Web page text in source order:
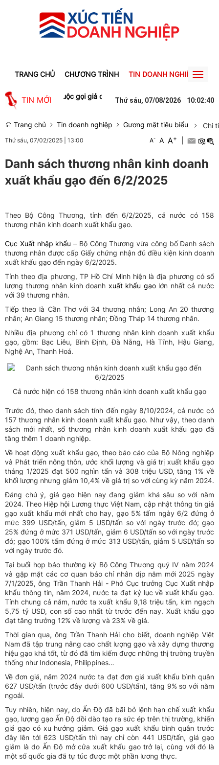
TRANG CHỦ CHƯƠNG TRÌNH TIN DOANH NGHIỆP Toggle
TIN MỚI
triệu đồng vì cuộc gọi giả danh shipper Tỉnh lộ 161 ở Lào Cai
Thứ sáu, 07/08/2026 10:02:40
Trang chủ Tin doanh nghiệp Gương mặt tiêu biểu Chi
Thứ sáu, 07/02/2025 13:00 A- A A+
Danh sách thương nhân kinh doanh
xuất khẩu gạo đến 6/2/2025
Theo Bộ Công Thương, tính đến 6/2/2025, cả nước có 158
thương nhân kinh doanh xuất khẩu gạo.
Cục Xuất nhập khẩu – Bộ Công Thương vừa công bố Danh sách
thương nhân được cấp Giấy chứng nhận đủ điều kiện kinh doanh
xuất khẩu gạo đến ngày 6/2/2025.
Tính theo địa phương, TP Hồ Chí Minh hiện là địa phương có số
lượng thương nhân kinh doanh xuất khẩu gạolớn nhất cả nước
với 39 thương nhân.
Tiếp theo là Cần Thơ với 34 thương nhân; Long An 20 thương
nhân; An Giang 15 thương nhân; Đồng Tháp 14 thương nhân.
Nhiều địa phương chỉ có 1 thương nhân kinh doanh xuất khẩu
gạo, gồm: Bạc Liêu, Bình Định, Đà Nẵng, Hà Tĩnh, Hậu Giang,
Nghệ An, Thanh Hoá.
Cả nước hiện có 158 thương nhân kinh doanh xuất khẩu gạo
Trước đó, theo danh sách tính đến ngày 8/10/2024, cả nước có
157 thương nhân kinh doanh xuất khẩu gạo. Như vậy, theo danh
sách mới nhất, số thương nhân kinh doanh xuất khẩu gạo đã
tăng thêm 1 doanh nghiệp.
Về hoạt động xuất khẩu gạo, theo báo cáo của Bộ Nông nghiệp
và Phát triển nông thôn, ước khối lượng và giá trị xuất khẩu gạo
tháng 1/2025 đạt 500 nghìn tấn và 308 triệu USD, tăng 1% về
khối lượng nhưng giảm 10,4% về giá trị so với cùng kỳ năm 2024.
Đáng chú ý, giá gạo hiện nay đang giảm khá sâu so với năm
2024. Theo Hiệp hội Lương thực Việt Nam, cập nhật thông tin giá
gạo xuất khẩu mới nhất cho hay, gạo 5% tấm ngày 6/2 đứng ở
mức 399 USD/tấn, giảm 5 USD/tấn so với ngày trước đó; gạo
25% đứng ở mức 371 USD/tấn, giảm 6 USD/tấn so với ngày trước
đó; gạo 100% tấm đứng ở mức 313 USD/tấn, giảm 5 USD/tấn so
với ngày trước đó.
Tại buổi họp báo thường kỳ Bộ Công Thương quý IV năm 2024
và gặp mặt các cơ quan báo chí nhân dịp năm mới 2025 ngày
7/1/2025, ông Trần Thanh Hải - Phó Cục trưởng Cục Xuất nhập
khẩu thông tin, năm 2024, nước ta đạt kỷ lục về xuất khẩu gạo.
Tính chung cả năm, nước ta xuất khẩu 9,18 triệu tấn, kim ngạch
5,75 tỷ USD, con số cao nhất từ trước đến nay. Xuất khẩu gạo
đạt tăng trưởng 12% về lượng và 23% về giá.
Thời gian qua, ông Trần Thanh Hải cho biết, doanh nghiệp Việt
Nam đã tập trung nâng cao chất lượng gạo và xây dựng thương
hiệu gạo khá tốt, từ đó đã tìm kiếm được những thị trường truyền
thống như Indonesia, Philippines…
Về đơn giá, năm 2024 nước ta đạt đơn giá xuất khẩu bình quân
627 USD/tấn (trước đây dưới 600 USD/tấn), tăng 9% so với năm
ngoái.
Tuy nhiên, hiện nay, do Ấn Độ đã bãi bỏ lệnh hạn chế xuất khẩu
gạo, lượng gạo Ấn Độ dồi dào tạo ra sức ép trên thị trường, khiến
giá gạo có xu hướng giảm. Giá gạo xuất khẩu bình quân trước
đây lên tới 623 USD/tấn thì nay chỉ còn 441 USD/tấn, giá gạo
giảm là do Ấn Độ mở cửa xuất khẩu gạo trở lại, cùng với đó là
một số quốc gia đã tự túc được một phần lương thực.